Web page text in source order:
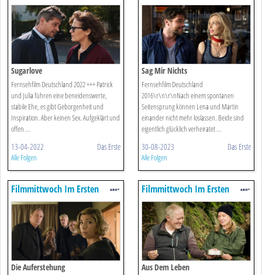
Sugarlove
Fernsehfilm Deutschland 2022 +++ Patrick
und Julia führen eine beneidenswerte,
stabile Ehe, es gibt Geborgenheit und
Inspiration. Aber keinen Sex. Aufgeklärt und
offen ...
13-04-2022 Das Erste
Alle Folgen
Sag Mir Nichts
Fernsehfilm Deutschland
2016\r\n\r\nNach einem spontanen
Seitensprung können Lena und Martin
einander nicht mehr loslassen. Beide sind
eigentlich glücklich verheiratet ...
30-08-2023 Das Erste
Alle Folgen
Filmmittwoch Im Ersten
Die Auferstehung
Filmmittwoch Im Ersten
Aus Dem Leben